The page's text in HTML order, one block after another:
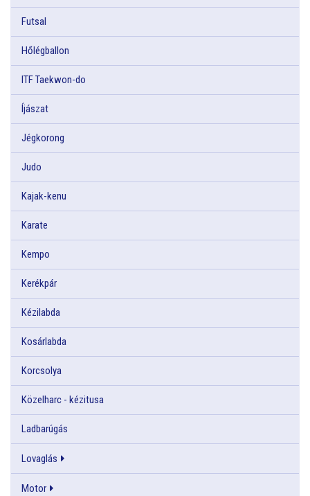
Futsal
Hőlégballon
ITF Taekwon-do
Íjászat
Jégkorong
Judo
Kajak-kenu
Karate
Kempo
Kerékpár
Kézilabda
Kosárlabda
Korcsolya
Közelharc - kézitusa
Ladbarúgás
Lovaglás
Motor